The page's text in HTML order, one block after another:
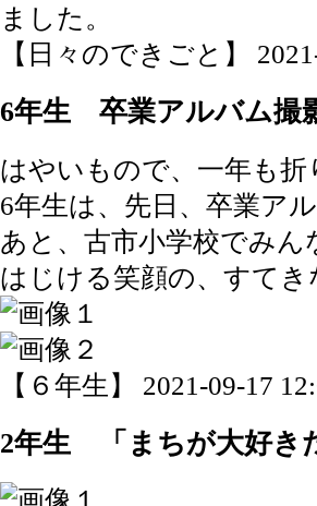
ました。
【日々のできごと】
6年生 卒業アルバム撮
はやいもので、一年も
6年生は、先日、卒業ア
あと、古市小学校でみ
はじける笑顔の、すてき
【６年生】 2021-09-17
2年生 「まちが大好き